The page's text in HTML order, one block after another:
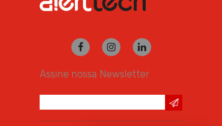
Assine nossa Newsletter